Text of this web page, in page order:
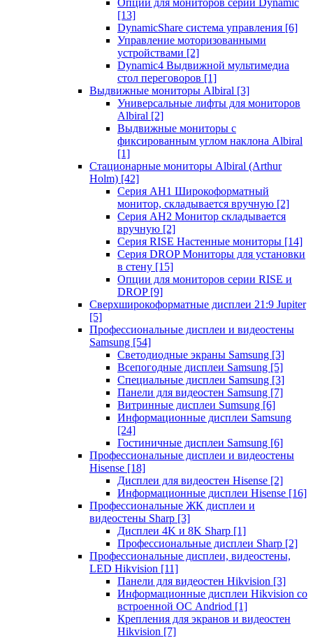
Опции для мониторов серии Dynamic
[13]
DynamicShare система управления [6]
Управление моторизованными
устройствами [2]
Dynamic4 Выдвижной мультимедиа
стол переговоров [1]
Выдвижные мониторы Albiral [3]
Универсальные лифты для мониторов
Albiral [2]
Выдвижные мониторы с
фиксированным углом наклона Albiral
[1]
Стационарные мониторы Albiral (Arthur
Holm) [42]
Серия AH1 Широкоформатный
монитор, складывается вручную [2]
Серия AH2 Монитор складывается
вручную [2]
Серия RISE Настенные мониторы [14]
Серия DROP Мониторы для установки
в стену [15]
Опции для мониторов серии RISE и
DROP [9]
Сверхширокоформатные дисплеи 21:9 Jupiter
[5]
Профессиональные дисплеи и видеостены
Samsung [54]
Светодиодные экраны Samsung [3]
Всепогодные дисплеи Samsung [5]
Специальные дисплеи Samsung [3]
Панели для видеостен Samsung [7]
Витринные дисплеи Sumsung [6]
Информационные дисплеи Samsung
[24]
Гостиничные дисплеи Samsung [6]
Профессиональные дисплеи и видеостены
Hisense [18]
Дисплеи для видеостен Hisense [2]
Информационные дисплеи Hisense [16]
Профессиональные ЖК дисплеи и
видеостены Sharp [3]
Дисплеи 4K и 8K Sharp [1]
Профессиональные дисплеи Sharp [2]
Профессиональные дисплеи, видеостены,
LED Hikvision [11]
Панели для видеостен Hikvision [3]
Информационные дисплеи Hikvision со
встроенной ОС Andriod [1]
Крепления для экранов и видеостен
Hikvision [7]